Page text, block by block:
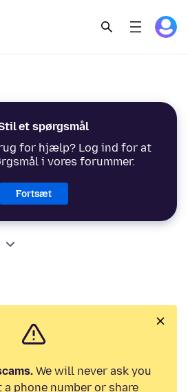
et spørgsmål
for hjælp? Log ind for at
i vores forummer.
Fortsæt
We will never ask you
phone number or share